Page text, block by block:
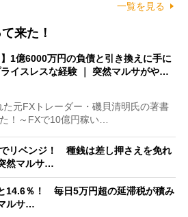
一覧を見る
来た！
】1億6000万円の負債と引き換えに手に
イスレスな経験 ｜ 突然マルサがや…
元FXトレーダー・磯貝清明氏の著書
！～FXで10億円稼い…
でリベンジ！ 種銭は差し押さえを免れ
然マルサ…
14.6％！ 毎日5万円超の延滞税が積み
ルサ…